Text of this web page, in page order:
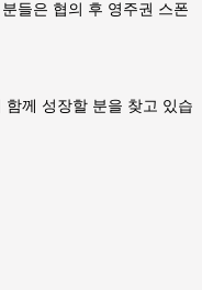
들은 협의 후 영주권 스폰
께 성장할 분을 찾고 있습